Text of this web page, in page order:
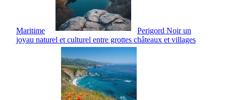
Maritime
Perigord Noir un
joyau naturel et culturel entre grottes châteaux et villages